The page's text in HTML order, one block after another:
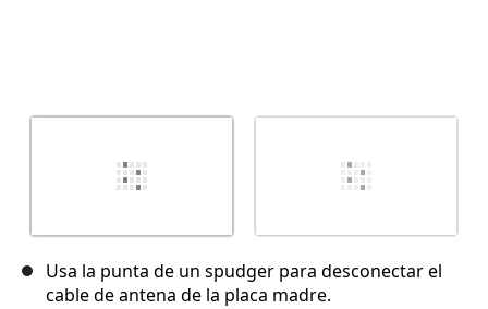
Usa la punta de un spudger para desconectar el
cable de antena de la placa madre.